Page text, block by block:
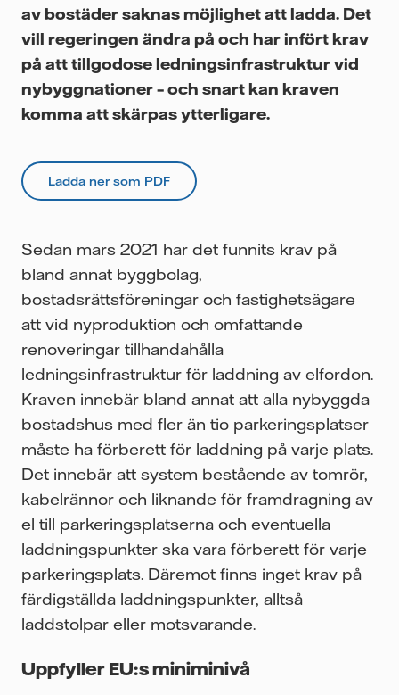
av bostäder saknas möjlighet att ladda. Det
vill regeringen ändra på och har infört krav
på att tillgodose ledningsinfrastruktur vid
nybyggnationer – och snart kan kraven
komma att skärpas ytterligare.
Ladda ner som PDF
Sedan mars 2021 har det funnits krav på
bland annat byggbolag,
bostadsrättsföreningar och fastighetsägare
att vid nyproduktion och omfattande
renoveringar tillhandahålla
ledningsinfrastruktur för laddning av elfordon.
Kraven innebär bland annat att alla nybyggda
bostadshus med fler än tio parkeringsplatser
måste ha förberett för laddning på varje plats.
Det innebär att system bestående av tomrör,
kabelrännor och liknande för framdragning av
el till parkeringsplatserna och eventuella
laddningspunkter ska vara förberett för varje
parkeringsplats. Däremot finns inget krav på
färdigställda laddningspunkter, alltså
laddstolpar eller motsvarande.
Uppfyller EU:s miniminivå